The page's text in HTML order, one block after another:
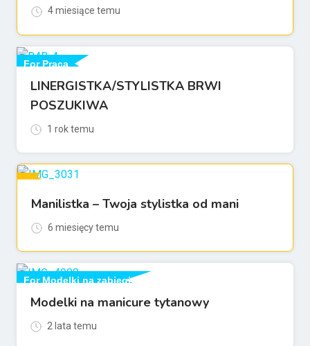
4 miesiące temu
For Praca
LINERGISTKA/STYLISTKA BRWI
POSZUKIWA
1 rok temu
For Gabinety
Manilistka – Twoja stylistka od mani
6 miesięcy temu
For Modelki na zabiegi
Modelki na manicure tytanowy
2 lata temu